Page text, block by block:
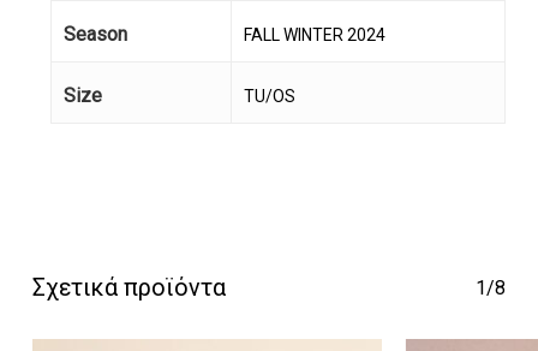
καλάθι σας.
Go To Shop
Season FALL WINTER 2024
Size TU/OS
Σχετικά προϊόντα 1/8